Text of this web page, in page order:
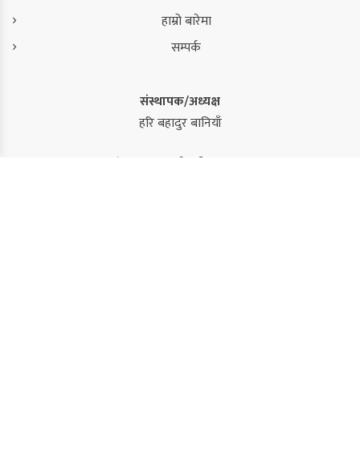
हाम्रो बारेमा
सम्पर्क
संस्थापक/अध्यक्ष
हरि बहादुर बानियाँ
संस्थापक/कार्यकारी सम्पादक